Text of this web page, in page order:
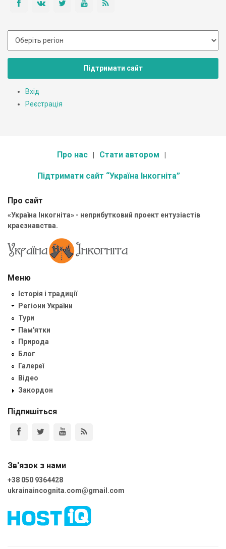
Підтримати сайт
Вхід
Реєстрація
Про нас Стати автором
Підтримати сайт “Україна Інкогніта”
Про сайт
«Україна Інкогніта» - неприбутковий проект ентузіастів
краєзнавства.
Меню
Історія і традиції
Регіони України
Тури
Пам'ятки
Природа
Блог
Галереї
Відео
Закордон
Підпишіться
Зв'язок з нами
+38 050 9364428
ukrainaincognita.com@gmail.com